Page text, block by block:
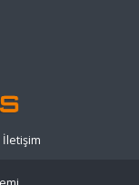
İletişim